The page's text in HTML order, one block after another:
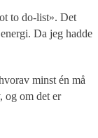
to do-list». Det
Da jeg hadde
minst én må
og om det er